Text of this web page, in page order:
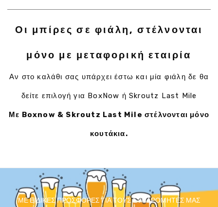
Οι μπίρες σε φιάλη, στέλνονται
μόνο με μεταφορική εταιρία
Αν στο καλάθι σας υπάρχει έστω και μία φιάλη δε θα
δείτε επιλογή για BoxNow ή Skroutz Last Mile
Με Boxnow & Skroutz Last Mile στέλνονται μόνο
κουτάκια.
ΜΕ ΕΙΔΙΚΈΣ ΠΡΟΣΦΟΡΈΣ ΓΙΑ ΤΟΥΣ ΣΥΝΔΡΟΜΗΤΈΣ ΜΑΣ